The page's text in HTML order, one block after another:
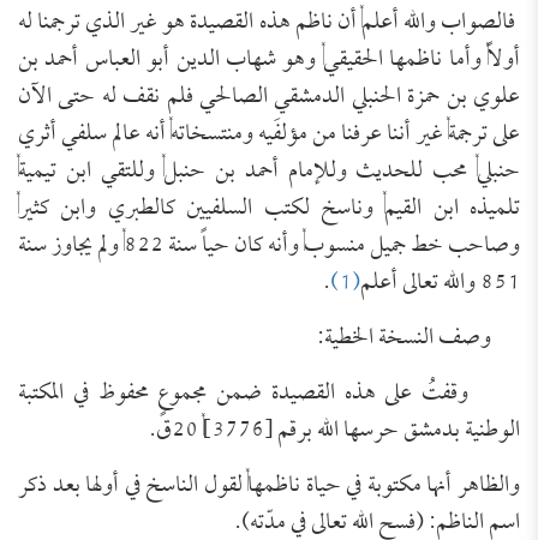
فالصواب والله أعلم, أن ناظم هذه القصيدة هو غير الذي ترجمنا له
أولاً, وأما ناظمها الحقيقي, وهو شهاب الدين أبو العباس أحمد بن
علوي بن حمزة الحنبلي الدمشقي الصالحي فلم نقف له حتى الآن
على ترجمة, غير أننا عرفنا من مؤلفَيه ومنتسخاته, أنه عالم سلفي أثري
حنبلي, محب للحديث وللإمام أحمد بن حنبل, وللتقي ابن تيمية,
تلميذه ابن القيم, وناسخ لكتب السلفيين كالطبري وابن كثير,
وصاحب خط جميل منسوب, وأنه كان حياً سنة 822, ولم يجاوز سنة
851 والله تعالى أعلم (1)
.
وصف النسخة الخطية:
وقفتُ على هذه القصيدة ضمن مجموعٍ محفوظ في المكتبة
الوطنية بدمشق حرسها الله برقم [3776], 20ق.
والظاهر أنها مكتوبة في حياة ناظمها, لقول الناسخ في أولها بعد ذكر
اسم الناظم: (فسح الله تعالى في مدّته).